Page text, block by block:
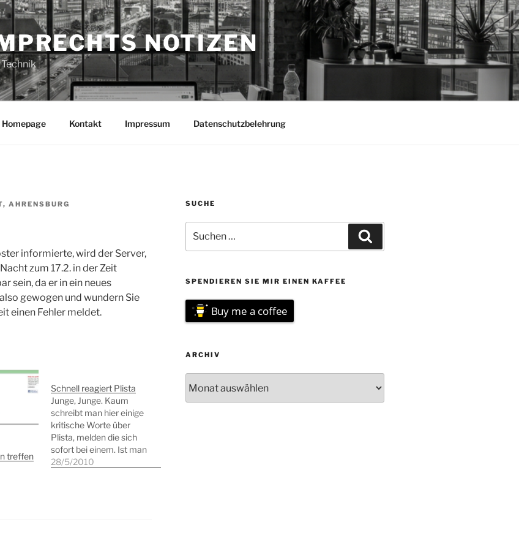
NOTIZEN
Homepage Kontakt Impressum Datenschutzbelehrung
AHRENSBURG
informierte, wird der Server,
zum 17.2. in der Zeit
sein, da er in ein neues
gewogen und wundern Sie
einen Fehler meldet.
treffen
Schnell reagiert Plista
Junge, Junge. Kaum
schreibt man hier einige
kritische Worte über
Plista, melden die sich
sofort bei einem. Ist man
ja gar nicht gewohnt so
28/5/2010
SUCHE
nach:
SPENDIEREN SIE MIR EINEN KAFFEE
Buy me a coffee
ARCHIV